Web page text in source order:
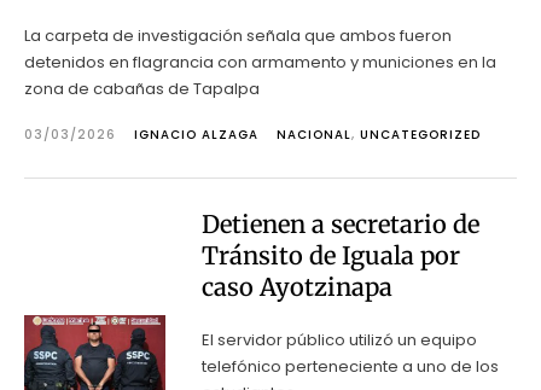
La carpeta de investigación señala que ambos fueron
detenidos en flagrancia con armamento y municiones en la
zona de cabañas de Tapalpa
03/03/2026 IGNACIO ALZAGA NACIONAL, UNCATEGORIZED
Detienen a secretario de
Tránsito de Iguala por
caso Ayotzinapa
El servidor público utilizó un equipo
telefónico perteneciente a uno de los